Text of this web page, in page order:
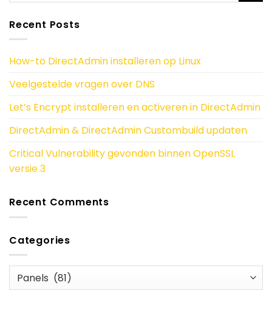
Recent Posts
How-to DirectAdmin installeren op Linux
Veelgestelde vragen over DNS
Let’s Encrypt installeren en activeren in DirectAdmin
DirectAdmin & DirectAdmin Custombuild updaten
Critical Vulnerability gevonden binnen OpenSSL
versie 3
Recent Comments
Categories
Categories